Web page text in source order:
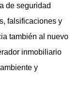
de seguridad
falsificaciones y
también al nuevo
inmobiliario
y